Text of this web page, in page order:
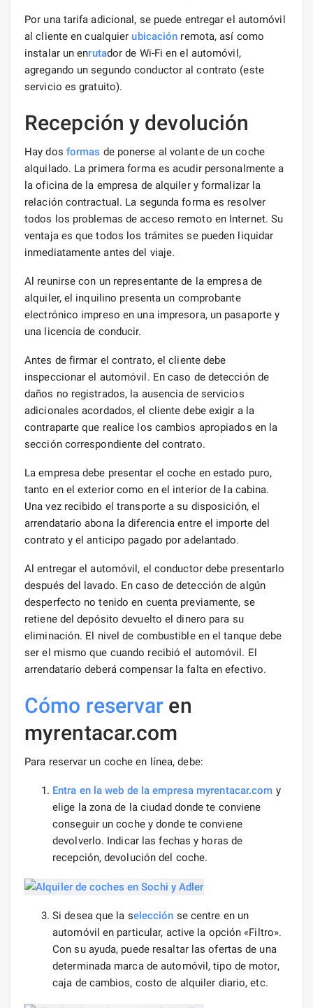
Por una tarifa adicional, se puede entregar el automóvil
al cliente en cualquierubicación remota, así como
instalar un enrutador de Wi-Fi en el automóvil,
agregando un segundo conductor al contrato (este
servicio es gratuito).
Recepción y devolución
Hay dos formas de ponerse al volante de un coche
alquilado. La primera forma es acudir personalmente a
la oficina de la empresa de alquiler y formalizar la
relación contractual. La segunda forma es resolver
todos los problemas de acceso remoto en Internet. Su
ventaja es que todos los trámites se pueden liquidar
inmediatamente antes del viaje.
Al reunirse con un representante de la empresa de
alquiler, el inquilino presenta un comprobante
electrónico impreso en una impresora, un pasaporte y
una licencia de conducir.
Antes de firmar el contrato, el cliente debe
inspeccionar el automóvil. En caso de detección de
daños no registrados, la ausencia de servicios
adicionales acordados, el cliente debe exigir a la
contraparte que realice los cambios apropiados en la
sección correspondiente del contrato.
La empresa debe presentar el coche en estado puro,
tanto en el exterior como en el interior de la cabina.
Una vez recibido el transporte a su disposición, el
arrendatario abona la diferencia entre el importe del
contrato y el anticipo pagado por adelantado.
Al entregar el automóvil, el conductor debe presentarlo
después del lavado. En caso de detección de algún
desperfecto no tenido en cuenta previamente, se
retiene del depósito devuelto el dinero para su
eliminación. El nivel de combustible en el tanque debe
ser el mismo que cuando recibió el automóvil. El
arrendatario deberá compensar la falta en efectivo.
Cómo reservar en
myrentacar.com
Para reservar un coche en línea, debe:
Entra en la web de la empresa myrentacar.com y
elige la zona de la ciudad donde te conviene
conseguir un coche y donde te conviene
devolverlo. Indicar las fechas y horas de
recepción, devolución del coche.
Si desea que la selección se centre en un
automóvil en particular, active la opción «Filtro».
Con su ayuda, puede resaltar las ofertas de una
determinada marca de automóvil, tipo de motor,
caja de cambios, costo de alquiler diario, etc.